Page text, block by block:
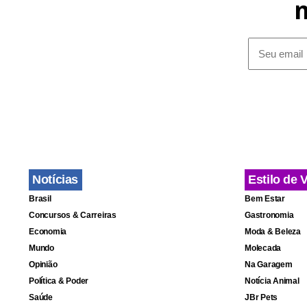
A seleção
dura desde
Serie,
Notícias
Brasil
Concursos & Carreiras
Economia
Mundo
Opinião
Política & Poder
Saúde
Estilo de
Bem Estar
Gastronomia
Moda & Beleza
Molecada
Na Garagem
Notícia Animal
JBr Pets